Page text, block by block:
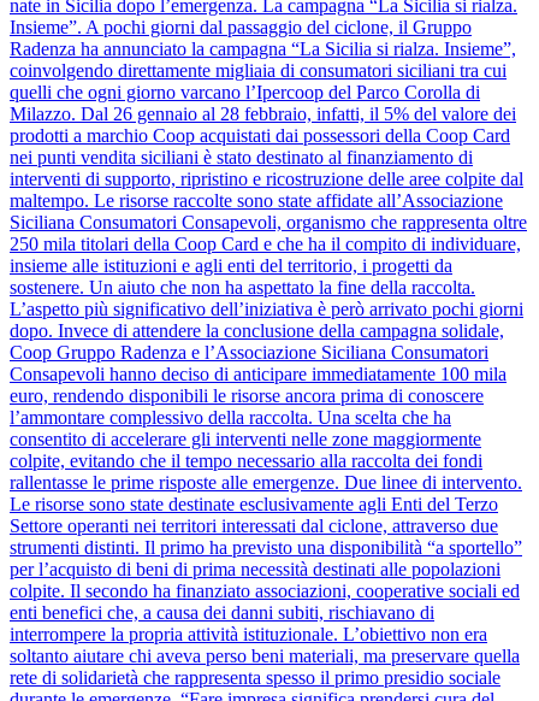
nate in Sicilia dopo l’emergenza. La campagna “La Sicilia si rialza.
Insieme”. A pochi giorni dal passaggio del ciclone, il Gruppo
Radenza ha annunciato la campagna “La Sicilia si rialza. Insieme”,
coinvolgendo direttamente migliaia di consumatori siciliani tra cui
quelli che ogni giorno varcano l’Ipercoop del Parco Corolla di
Milazzo. Dal 26 gennaio al 28 febbraio, infatti, il 5% del valore dei
prodotti a marchio Coop acquistati dai possessori della Coop Card
nei punti vendita siciliani è stato destinato al finanziamento di
interventi di supporto, ripristino e ricostruzione delle aree colpite dal
maltempo. Le risorse raccolte sono state affidate all’Associazione
Siciliana Consumatori Consapevoli, organismo che rappresenta oltre
250 mila titolari della Coop Card e che ha il compito di individuare,
insieme alle istituzioni e agli enti del territorio, i progetti da
sostenere. Un aiuto che non ha aspettato la fine della raccolta.
L’aspetto più significativo dell’iniziativa è però arrivato pochi giorni
dopo. Invece di attendere la conclusione della campagna solidale,
Coop Gruppo Radenza e l’Associazione Siciliana Consumatori
Consapevoli hanno deciso di anticipare immediatamente 100 mila
euro, rendendo disponibili le risorse ancora prima di conoscere
l’ammontare complessivo della raccolta. Una scelta che ha
consentito di accelerare gli interventi nelle zone maggiormente
colpite, evitando che il tempo necessario alla raccolta dei fondi
rallentasse le prime risposte alle emergenze. Due linee di intervento.
Le risorse sono state destinate esclusivamente agli Enti del Terzo
Settore operanti nei territori interessati dal ciclone, attraverso due
strumenti distinti. Il primo ha previsto una disponibilità “a sportello”
per l’acquisto di beni di prima necessità destinati alle popolazioni
colpite. Il secondo ha finanziato associazioni, cooperative sociali ed
enti benefici che, a causa dei danni subiti, rischiavano di
interrompere la propria attività istituzionale. L’obiettivo non era
soltanto aiutare chi aveva perso beni materiali, ma preservare quella
rete di solidarietà che rappresenta spesso il primo presidio sociale